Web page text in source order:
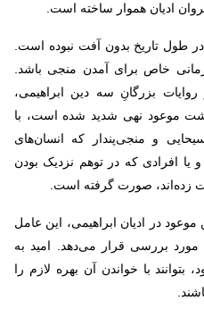
ادیان هموار ساخته است.
در طول تاریخ بدون آفت نبوده است.
خاص برای آمدن منجی باشد.
بزرگانِ سه دین ابراهیمی،
موعود نهی شدید شده است، با
و منجی‌پندار که انسان‌های
یا افرادی که در توهم نزدیک بودن
زده‌اند، صورت گرفته است.
موعود در ادیان ابراهیمی، این عامل
بررسی قرار می‌دهد. امید به
با خواندن آن بهره لازم را